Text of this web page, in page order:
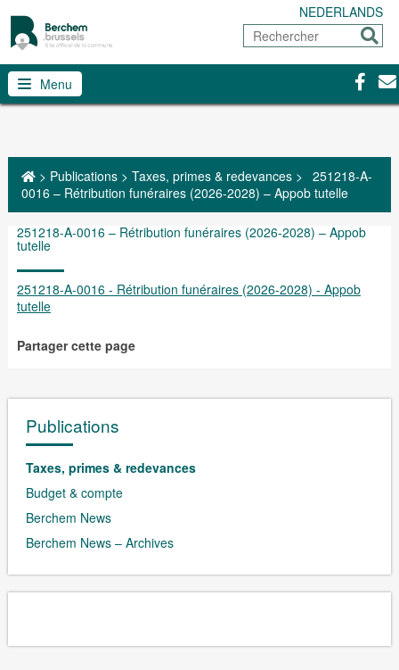
NEDERLANDS
Rechercher
Menu
> Publications> Taxes, primes & redevances> 251218-A-
0016 – Rétribution funéraires (2026-2028) – Appob tutelle
251218-A-0016 – Rétribution funéraires (2026-2028) – Appob
tutelle
251218-A-0016 - Rétribution funéraires (2026-2028) - Appob
tutelle
Partager cette page
Publications
Taxes, primes & redevances
Budget & compte
Berchem News
Berchem News – Archives